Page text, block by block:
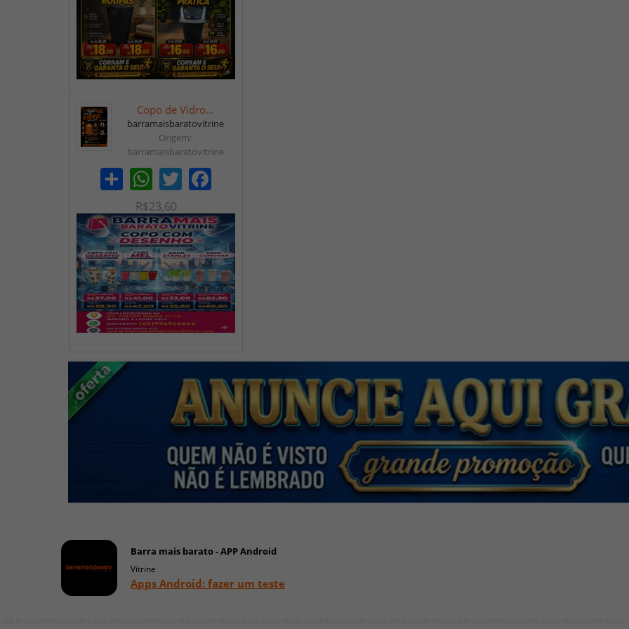
Copo de Vidro...
barramaisbaratovitrine
Origem:
barramaisbaratovitrine
Share WhatsAppTwitter Facebook
R$23,60
Barra mais barato - APP Android
Vitrine
Apps Android: fazer um teste